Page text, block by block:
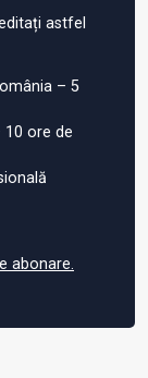
astfel
– 5
10 ore de
abonare.